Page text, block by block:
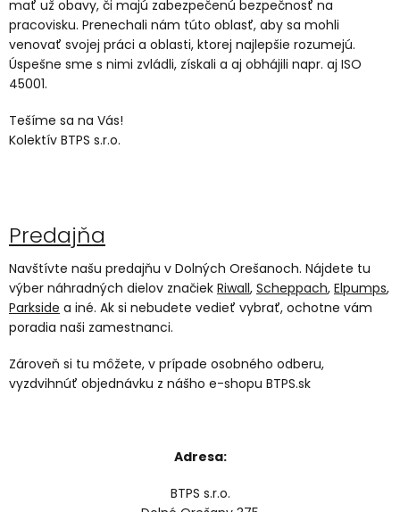
mať už obavy, či majú zabezpečenú bezpečnosť na
pracovisku. Prenechali nám túto oblasť, aby sa mohli
venovať svojej práci a oblasti, ktorej najlepšie rozumejú.
Úspešne sme s nimi zvládli, získali a aj obhájili napr. aj ISO
45001.
Tešíme sa na Vás!
Kolektív BTPS s.r.o.
Predajňa
Navštívte našu predajňu v Dolných Orešanoch. Nájdete tu
výber náhradných dielov značiek Riwall, Scheppach, Elpumps,
Parkside a iné. Ak si nebudete vedieť vybrať, ochotne vám
poradia naši zamestnanci.
Zároveň si tu môžete, v prípade osobného odberu,
vyzdvihnúť objednávku z nášho e-shopu BTPS.sk
Adresa:
BTPS s.r.o.